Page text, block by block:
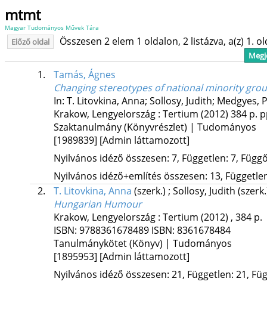
mtmt
Magyar Tudományos Művek Tára
Előző oldal Összesen 2 elem 1 oldalon, 2 listázva, a(z) 1.
1.
Tamás, Ágnes
Changing stereotypes of national minority
In: T. Litovkina, Anna; Sollosy, Judith;
Krakow, Lengyelország : Tertium (2012) 384 p.
Szaktanulmány (Könyvrészlet) | Tudományos
[1989839] [Admin láttamozott]
Nyilvános idéző összesen: 7, Független: 7,
Nyilvános idéző+említés összesen: 13,
2.
T. Litovkina, Anna (szerk.) ; Sollosy, Judith
Hungarian Humour
Krakow, Lengyelország : Tertium (2012) , 384 p.
ISBN: 9788361678489 ISBN: 8361678484
Tanulmánykötet (Könyv) | Tudományos
[1895953] [Admin láttamozott]
Nyilvános idéző összesen: 21, Független: 21,